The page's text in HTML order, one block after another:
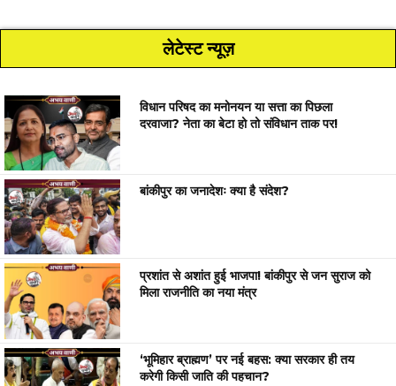
लेटेस्ट न्यूज़
विधान परिषद का मनोनयन या सत्ता का पिछला
दरवाजा? नेता का बेटा हो तो संविधान ताक पर!
बांकीपुर का जनादेशः क्या है संदेश?
प्रशांत से अशांत हुई भाजपा! बांकीपुर से जन सुराज को
मिला राजनीति का नया मंत्र
‘भूमिहार ब्राह्मण’ पर नई बहस: क्या सरकार ही तय
करेगी किसी जाति की पहचान?